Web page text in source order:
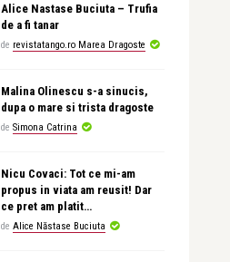
Alice Nastase Buciuta – Trufia
de a fi tanar
de revistatango.ro Marea Dragoste
Malina Olinescu s-a sinucis,
dupa o mare si trista dragoste
de Simona Catrina
Nicu Covaci: Tot ce mi-am
propus in viata am reusit! Dar
ce pret am platit…
de Alice Năstase Buciuta